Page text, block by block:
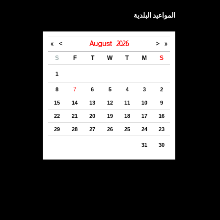
المواعيد البلدية
«
<
August 2026
>
»
S
M
T
W
T
F
S
1
2
3
4
5
6
7
8
9
10
11
12
13
14
15
16
17
18
19
20
21
22
23
24
25
26
27
28
29
30
31